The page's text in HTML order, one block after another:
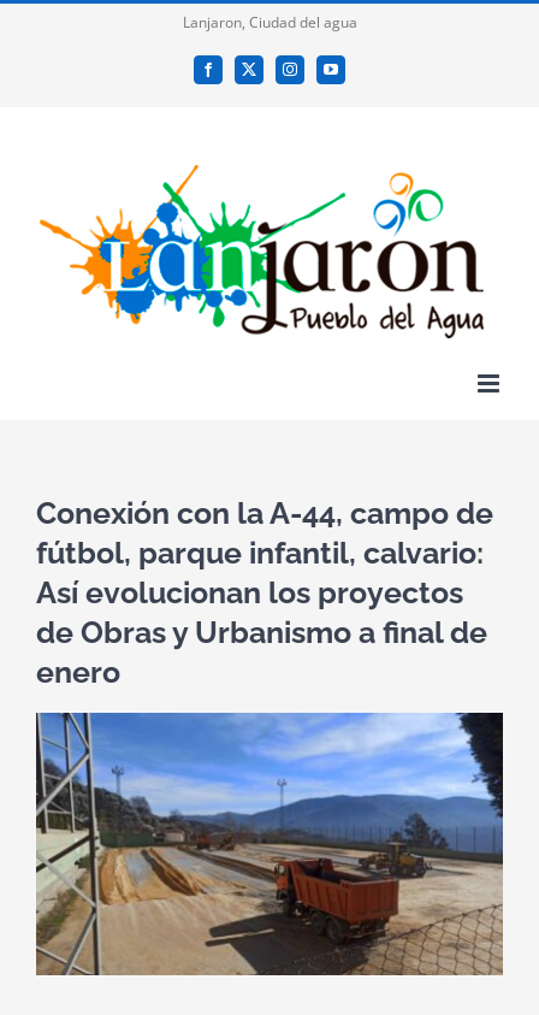
Lanjaron, Ciudad del agua
Facebook
X InstagramYouTube
Conexión con la A-44, campo de
fútbol, parque infantil, calvario:
Así evolucionan los proyectos
de Obras y Urbanismo a final de
enero
Ver
imagen
más
grande